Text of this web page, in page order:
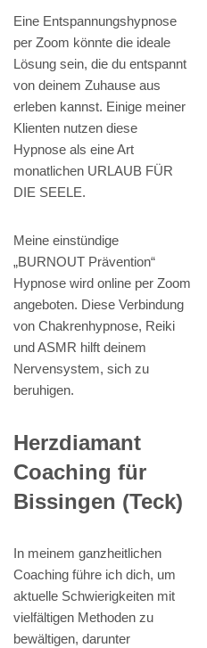
Eine Entspannungshypnose
per Zoom könnte die ideale
Lösung sein, die du entspannt
von deinem Zuhause aus
erleben kannst. Einige meiner
Klienten nutzen diese
Hypnose als eine Art
monatlichen URLAUB FÜR
DIE SEELE.
Meine einstündige
„BURNOUT Prävention“
Hypnose wird online per Zoom
angeboten. Diese Verbindung
von Chakrenhypnose, Reiki
und ASMR hilft deinem
Nervensystem, sich zu
beruhigen.
Herzdiamant
Coaching für
Bissingen (Teck)
In meinem ganzheitlichen
Coaching führe ich dich, um
aktuelle Schwierigkeiten mit
vielfältigen Methoden zu
bewältigen, darunter